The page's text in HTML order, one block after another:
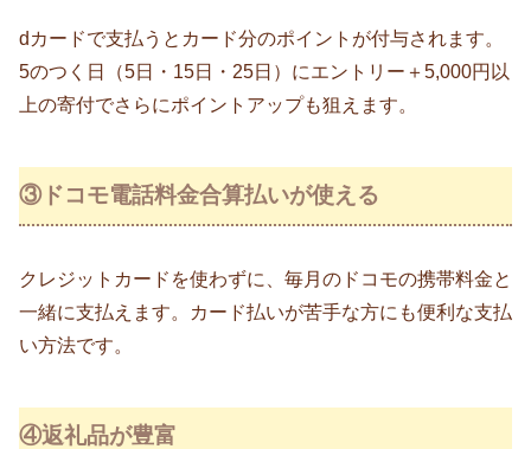
dカードで支払うとカード分のポイントが付与されます。
5のつく日（5日・15日・25日）にエントリー＋5,000円以
上の寄付でさらにポイントアップも狙えます。
③ドコモ電話料金合算払いが使える
クレジットカードを使わずに、毎月のドコモの携帯料金と
一緒に支払えます。カード払いが苦手な方にも便利な支払
い方法です。
④返礼品が豊富